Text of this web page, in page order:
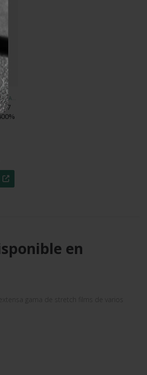
FILM ESTIRABLE AUTOMÁTICO, FILM ESTIRABLE NANO CAPAS OPTIM
17
en
gama de stretch films de varios